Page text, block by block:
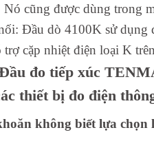
cũng được dùng trong
Đầu dò 4100K sử dụng
trợ cặp nhiệt điện loại K
đo tiếp xúc
thiết bị đo điện
không biết lựa